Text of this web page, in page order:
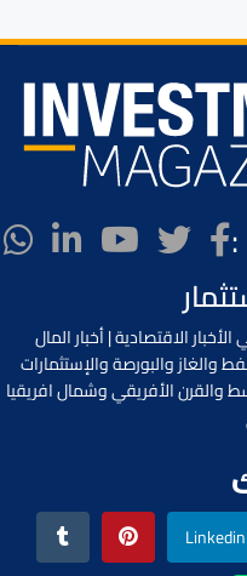
:
الاقتصادية | أخبار المال
والغاز والبورصة والإستثمارات
والقرن الأفريقي وشمال افريقيا
Linkedin